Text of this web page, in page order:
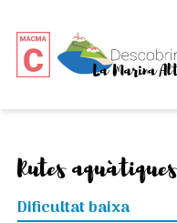
Rutes aquàtiques
Dificultat baixa